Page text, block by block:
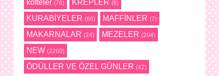
köfteler (76) KREPLER (8)
KURABİYELER (66) MAFFİNLER (7)
MAKARNALAR (24) MEZELER (204)
NEW (2260)
ÖDÜLLER VE ÖZEL GÜNLER (42)